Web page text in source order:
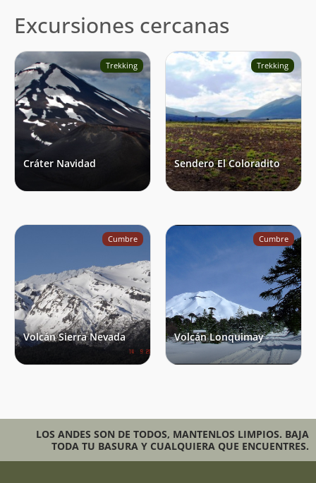
Excursiones cercanas
Trekking
Cráter Navidad
Trekking
Sendero El Coloradito
Cumbre
Volcán Sierra Nevada
Cumbre
Volcán Lonquimay
LOS ANDES SON DE TODOS, MANTENLOS LIMPIOS. BAJA
TODA TU BASURA Y CUALQUIERA QUE ENCUENTRES.